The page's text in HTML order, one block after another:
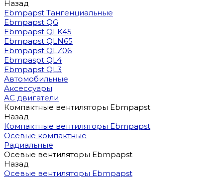
Назад
Ebmpapst Тангенциальные
Ebmpapst QG
Ebmpapst QLK45
Ebmpapst QLN65
Ebmpapst QLZ06
Ebmpaspt QL4
Ebmpapst QL3
Автомобильные
Аксессуары
АС двигатели
Компактные вентиляторы Ebmpapst
Назад
Компактные вентиляторы Ebmpapst
Осевые компактные
Радиальные
Осевые вентиляторы Ebmpapst
Назад
Осевые вентиляторы Ebmpapst